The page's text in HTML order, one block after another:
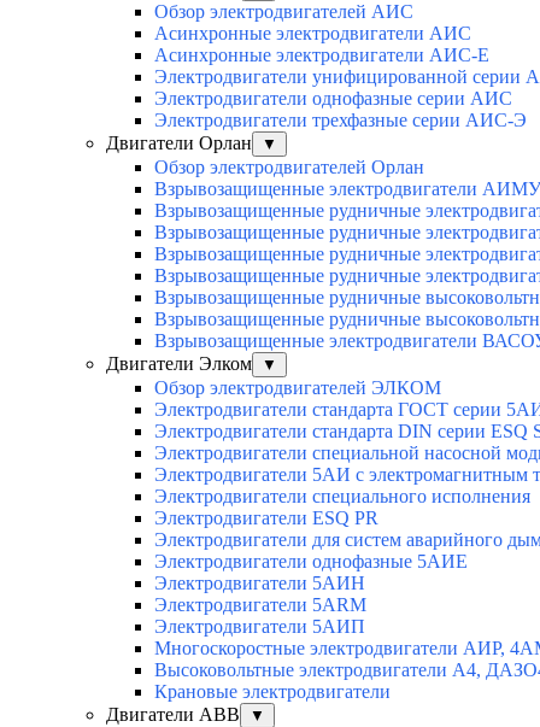
Обзор электродвигателей АИС
Асинхронные электродвигатели АИС
Асинхронные электродвигатели АИС-Е
Электродвигатели унифицированной серии
Электродвигатели однофазные серии АИС
Электродвигатели трехфазные серии АИС-Э
Двигатели Орлан
▼
Обзор электродвигателей Орлан
Взрывозащищенные электродвигатели
Взрывозащищенные рудничные
Взрывозащищенные рудничные
Взрывозащищенные рудничные
Взрывозащищенные рудничные
Взрывозащищенные рудничные
Взрывозащищенные рудничные
Взрывозащищенные электродвигатели
Двигатели Элком
▼
Обзор электродвигателей ЭЛКОМ
Электродвигатели стандарта ГОСТ серии
Электродвигатели стандарта DIN серии ESQ
Электродвигатели специальной насосной
Электродвигатели 5АИ с электромагнитным
Электродвигатели специального исполнения
Электродвигатели ESQ PR
Электродвигатели для систем аварийного
Электродвигатели однофазные 5АИЕ
Электродвигатели 5АИН
Электродвигатели 5АRМ
Электродвигатели 5АИП
Многоскоростные электродвигатели АИР,
Высоковольтные электродвигатели А4,
Крановые электродвигатели
Двигатели ABB
▼